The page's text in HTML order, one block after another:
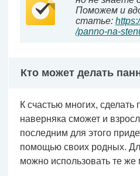
Поможем и
статье:
/panno-na-
Кто может делать
К счастью многих,
наверняка сможет и
последним для этого
помощью своих родных.
можно использовать те же